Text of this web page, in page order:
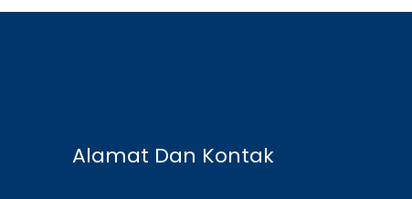
Alamat Dan Kontak